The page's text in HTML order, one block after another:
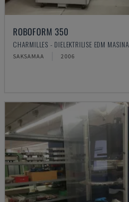
ROBOFORM 350
CHARMILLES - DIELEKTRILISE EDM MASINA
SAKSAMAA 2006